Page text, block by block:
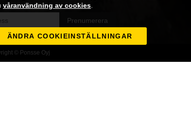
Prenumerera
© Ponsse Oyj
våranvändning av cookies
ÄNDRA COOKIEINSTÄLLNINGAR